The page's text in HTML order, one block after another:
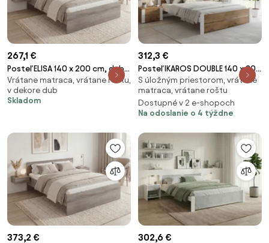
267,1 €
Posteľ ELISA 140 x 200 cm, dub
lanýž Rošt: S latkovým roštom,
Matrac: Matrac DELUXE 10 cm
Vrátane matraca, vrátane roštu,
v dekore dub
Skladom
312,3 €
Posteľ IKAROS DOUBLE 140 x 200
cm, dub artisan/biela Rošt: S
latkovým roštom, Matrac:
Matrac SOMMERA 18 cm
S úložným priestorom, vrátane
matraca, vrátane roštu
Dostupné v 2 e-shopoch
Na odoslanie o 4 týždne
373,2 € 302,6 €